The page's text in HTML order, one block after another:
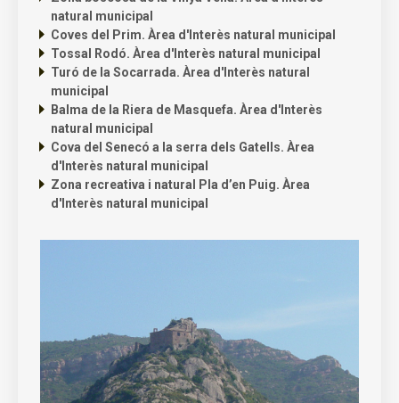
natural municipal
Coves del Prim. Àrea d'Interès natural municipal
Tossal Rodó. Àrea d'Interès natural municipal
Turó de la Socarrada. Àrea d'Interès natural
municipal
Balma de la Riera de Masquefa. Àrea d'Interès
natural municipal
Cova del Senecó a la serra dels Gatells. Àrea
d'Interès natural municipal
Zona recreativa i natural Pla d’en Puig. Àrea
d'Interès natural municipal